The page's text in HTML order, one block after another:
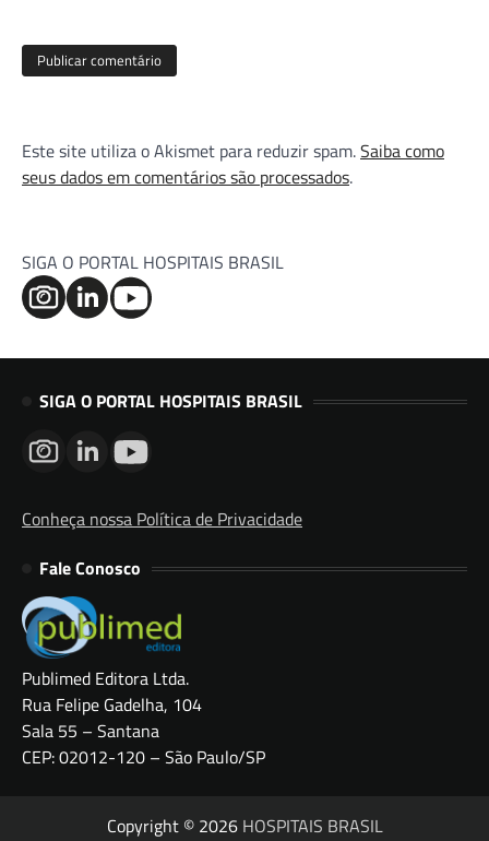
Este site utiliza o Akismet para reduzir spam.Saiba como
seus dados em comentários são processados.
SIGA O PORTAL HOSPITAIS BRASIL
SIGA O PORTAL HOSPITAIS BRASIL
Conheça nossa Política de Privacidade
Fale Conosco
Publimed Editora Ltda.
Rua Felipe Gadelha, 104
Sala 55 – Santana
CEP: 02012-120 – São Paulo/SP
Copyright © 2026 HOSPITAIS BRASIL